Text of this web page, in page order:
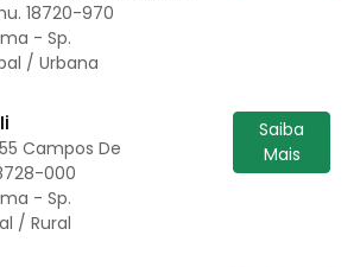
18720-970
- Sp.
/ Urbana
Campos De
000
- Sp.
/ Rural
Saiba
Mais